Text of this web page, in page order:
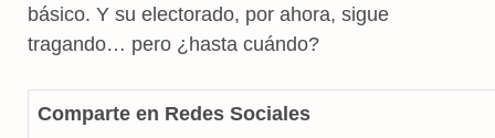
básico. Y su electorado, por ahora, sigue
tragando… pero ¿hasta cuándo?
Comparte en Redes Sociales